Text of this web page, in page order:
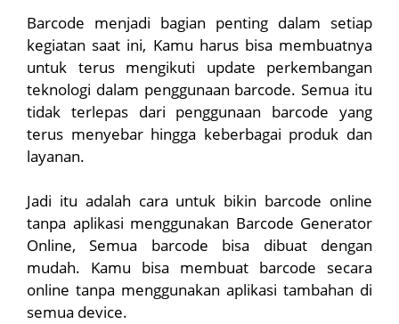
Barcode menjadi bagian penting dalam setiap
kegiatan saat ini, Kamu harus bisa membuatnya
untuk terus mengikuti update perkembangan
teknologi dalam penggunaan barcode. Semua itu
tidak terlepas dari penggunaan barcode yang
terus menyebar hingga keberbagai produk dan
layanan.
Jadi itu adalah cara untuk bikin barcode online
tanpa aplikasi menggunakan Barcode Generator
Online, Semua barcode bisa dibuat dengan
mudah. Kamu bisa membuat barcode secara
online tanpa menggunakan aplikasi tambahan di
semua device.